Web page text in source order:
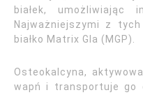
białek, umożliwiając
Najważniejszymi z
białko Matrix Gla (MGP).
Osteokalcyna,
wapń i transportuje go